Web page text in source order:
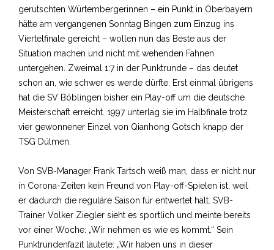
gerutschten Würtembergerinnen – ein Punkt in Oberbayern
hätte am vergangenen Sonntag Bingen zum Einzug ins
Viertelfinale gereicht – wollen nun das Beste aus der
Situation machen und nicht mit wehenden Fahnen
untergehen. Zweimal 1:7 in der Punktrunde – das deutet
schon an, wie schwer es werde dürfte. Erst einmal übrigens
hat die SV Böblingen bisher ein Play-off um die deutsche
Meisterschaft erreicht. 1997 unterlag sie im Halbfinale trotz
vier gewonnener Einzel von Qianhong Gotsch knapp der
TSG Dülmen.
Von SVB-Manager Frank Tartsch weiß man, dass er nicht nur
in Corona-Zeiten kein Freund von Play-off-Spielen ist, weil
er dadurch die reguläre Saison für entwertet hält. SVB-
Trainer Volker Ziegler sieht es sportlich und meinte bereits
vor einer Woche: „Wir nehmen es wie es kommt.“ Sein
Punktrundenfazit lautete: „Wir haben uns in dieser